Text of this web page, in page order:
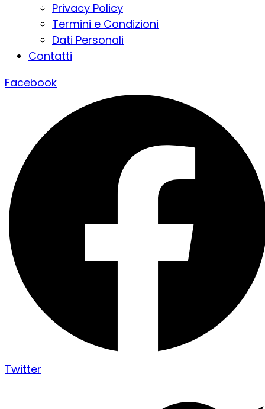
Privacy Policy
Termini e Condizioni
Dati Personali
Contatti
Facebook
Twitter